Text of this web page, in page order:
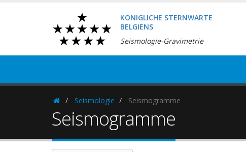
KÖNIGLICHE STERNWARTE
BELGIENS
Seismologie-Gravimetrie
HomepageSeismologie Seismogramme
Seismogramme